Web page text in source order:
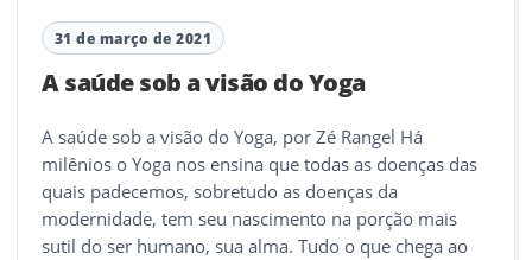
31 de março de 2021
A saúde sob a visão do Yoga
A saúde sob a visão do Yoga, por Zé Rangel Há
milênios o Yoga nos ensina que todas as doenças das
quais padecemos, sobretudo as doenças da
modernidade, tem seu nascimento na porção mais
sutil do ser humano, sua alma. Tudo o que chega ao